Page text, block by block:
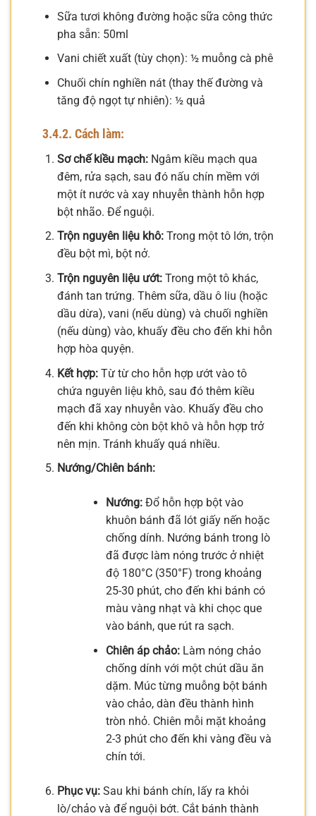
Sữa tươi không đường hoặc sữa công thức
pha sẵn: 50ml
Vani chiết xuất (tùy chọn): ½ muỗng cà phê
Chuối chín nghiền nát (thay thế đường và
tăng độ ngọt tự nhiên): ½ quả
3.4.2. Cách làm:
Sơ chế kiều mạch:Ngâm kiều mạch qua
đêm, rửa sạch, sau đó nấu chín mềm với
một ít nước và xay nhuyễn thành hỗn hợp
bột nhão. Để nguội.
Trộn nguyên liệu khô:Trong một tô lớn, trộn
đều bột mì, bột nở.
Trộn nguyên liệu ướt:Trong một tô khác,
đánh tan trứng. Thêm sữa, dầu ô liu (hoặc
dầu dừa), vani (nếu dùng) và chuối nghiền
(nếu dùng) vào, khuấy đều cho đến khi hỗn
hợp hòa quyện.
Kết hợp:Từ từ cho hỗn hợp ướt vào tô
chứa nguyên liệu khô, sau đó thêm kiều
mạch đã xay nhuyễn vào. Khuấy đều cho
đến khi không còn bột khô và hỗn hợp trở
nên mịn. Tránh khuấy quá nhiều.
Nướng/Chiên bánh:
Nướng:Đổ hỗn hợp bột vào
khuôn bánh đã lót giấy nến hoặc
chống dính. Nướng bánh trong lò
đã được làm nóng trước ở nhiệt
độ 180°C (350°F) trong khoảng
25-30 phút, cho đến khi bánh có
màu vàng nhạt và khi chọc que
vào bánh, que rút ra sạch.
Chiên áp chảo:Làm nóng chảo
chống dính với một chút dầu ăn
dặm. Múc từng muỗng bột bánh
vào chảo, dàn đều thành hình
tròn nhỏ. Chiên mỗi mặt khoảng
2-3 phút cho đến khi vàng đều và
chín tới.
Phục vụ:Sau khi bánh chín, lấy ra khỏi
lò/chảo và để nguội bớt. Cắt bánh thành